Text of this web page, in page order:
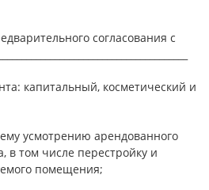
согласования с
капитальный, косметический и
усмотрению арендованного
в том числе перестройку и
помещения;